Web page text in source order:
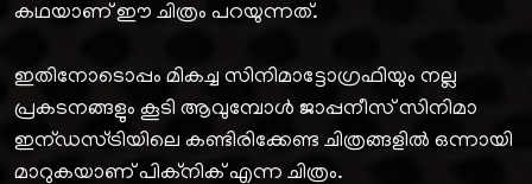
കഥയാണ് ഈ ചിത്രം പറയുന്നത്.
ഇതിനോടൊപ്പം മികച്ച സിനിമാട്ടോഗ്രഫിയും നല്ല
പ്രകടനങ്ങളും കൂടി ആവുമ്പോൾ ജാപ്പനീസ് സിനിമാ
ഇന്ഡസ്ട്രിയിലെ കണ്ടിരിക്കേണ്ട ചിത്രങ്ങളിൽ ഒന്നായി
മാറുകയാണ് പിക്നിക് എന്ന ചിത്രം.